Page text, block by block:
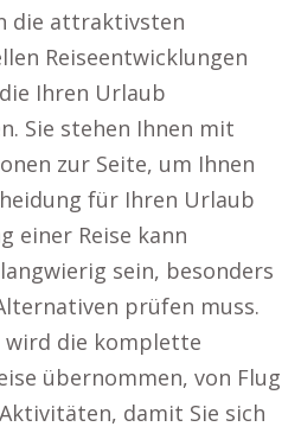
die attraktivsten
Reiseentwicklungen
Ihren Urlaub
Sie stehen Ihnen mit
zur Seite, um Ihnen
für Ihren Urlaub
einer Reise kann
sein, besonders
prüfen muss.
wird die komplette
übernommen, von Flug
damit Sie sich